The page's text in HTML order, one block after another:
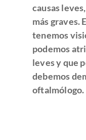
causas
más graves.
tenemos
podemos
leves y que
debemos
oftalmólogo.